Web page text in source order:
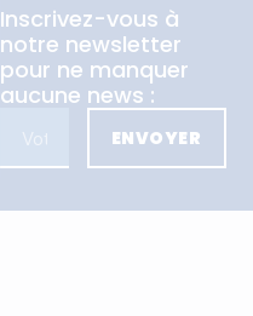
Inscrivez-vous à
notre newsletter
pour ne manquer
aucune news :
ENVOYER